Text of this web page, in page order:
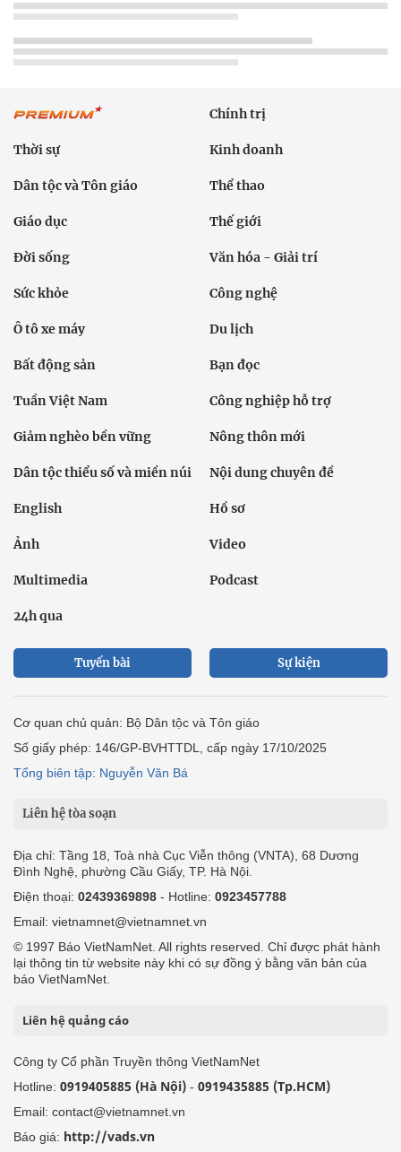
Chính trị
Thời sự Kinh doanh
Dân tộc và Tôn giáo Thể thao
Giáo dục Thế giới
Đời sống Văn hóa - Giải trí
Sức khỏe Công nghệ
Ô tô xe máy Du lịch
Bất động sản Bạn đọc
Tuần Việt Nam Công nghiệp hỗ trợ
Giảm nghèo bền vững Nông thôn mới
Dân tộc thiểu số và miền núi Nội dung chuyên đề
English Hồ sơ
Ảnh Video
Multimedia Podcast
24h qua
Tuyến bài Sự kiện
Cơ quan chủ quản: Bộ Dân tộc và Tôn giáo
Số giấy phép: 146/GP-BVHTTDL, cấp ngày 17/10/2025
Tổng biên tập: Nguyễn Văn Bá
Liên hệ tòa soạn
Địa chỉ: Tầng 18, Toà nhà Cục Viễn thông (VNTA), 68 Dương
Đình Nghệ, phường Cầu Giấy, TP. Hà Nội.
Điện thoại: 02439369898 - Hotline: 0923457788
Email: vietnamnet@vietnamnet.vn
© 1997 Báo VietNamNet. All rights reserved. Chỉ được phát hành
lại thông tin từ website này khi có sự đồng ý bằng văn bản của
báo VietNamNet.
Liên hệ quảng cáo
Công ty Cổ phần Truyền thông VietNamNet
Hotline: 0919405885 (Hà Nội) - 0919435885 (Tp.HCM)
Email: contact@vietnamnet.vn
Báo giá: http://vads.vn